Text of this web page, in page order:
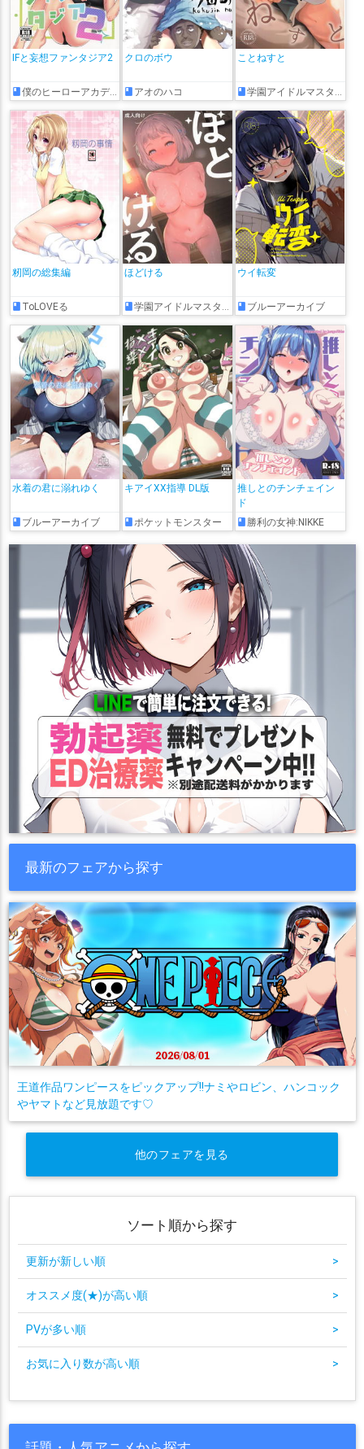
IFと妄想ファンタジア2
僕のヒーローアカデミア
クロのボウ
アオのハコ
ことねすと
学園アイドルマスター
籾岡の総集編
ToLOVEる
ほどける
学園アイドルマスター
ウイ転変
ブルーアーカイブ
水着の君に溺れゆく
ブルーアーカイブ
キアイXX指導 DL版
ポケットモンスター
推しとのチンチェイン
ド
勝利の女神:NIKKE
最新のフェアから探す
王道作品ワンピースをピックアップ!!ナミやロビン、ハンコック
やヤマトなど見放題です♡
他のフェアを見る
ソート順から探す
更新が新しい順 >
オススメ度(★)が高い順 >
PVが多い順 >
お気に入り数が高い順 >